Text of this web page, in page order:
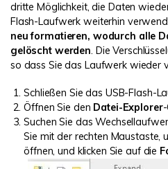
dritte Möglichkeit, die Daten
Flash-Laufwerk weiterhin
neu formatieren, wodurch alle
gelöscht werden. Die
so dass Sie das Laufwerk wieder
Schließen Sie das USB-Flash-
Öffnen Sie den Datei-Explorer
Suchen Sie das
Sie mit der rechten Maustaste,
öffnen, und klicken Sie auf die